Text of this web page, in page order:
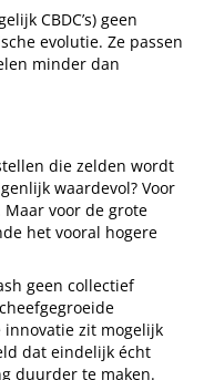
CBDC’s) geen
evolutie. Ze passen
minder dan
die zelden wordt
waardevol? Voor
voor de grote
het vooral hogere
geen collectief
innovatie zit mogelijk
dat eindelijk écht
duurder te maken.